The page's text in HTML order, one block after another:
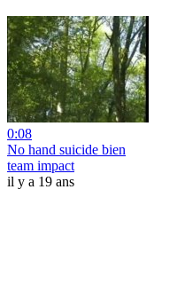
0:08
No hand suicide bien
team impact
il y a 19 ans